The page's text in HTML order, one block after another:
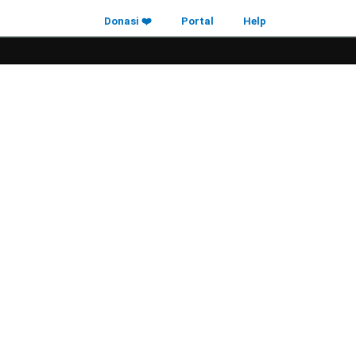
Donasi ❤️ Portal Help